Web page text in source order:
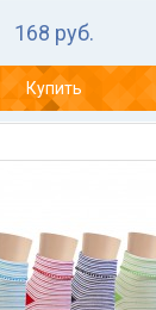
168 руб.
Купить